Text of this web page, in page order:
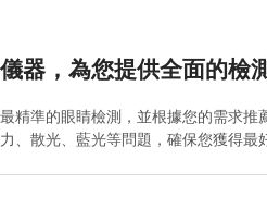
器，為您提供全面的檢
精準的眼睛檢測，並根據您的需求推
、散光、藍光等問題，確保您獲得最